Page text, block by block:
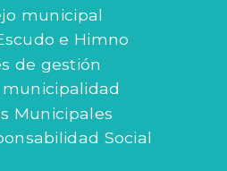
municipal
e Himno
de gestión
Municipales
Social